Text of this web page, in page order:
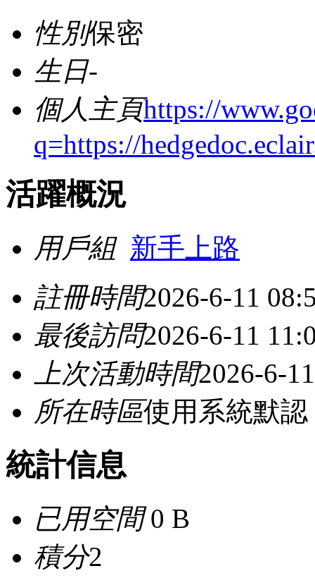
性別保密
生日-
個人主頁https://
q=https://
活躍概況
用戶組 新手上路
註冊時間2026-6-11
最後訪問2026-6-11
上次活動時間2026-6-
所在時區使用系統默認
統計信息
已用空間0 B
積分2